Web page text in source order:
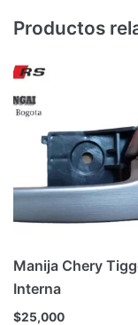
Productos
Manija Chery
Interna
$25,000